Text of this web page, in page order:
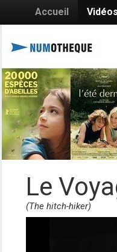
Accueil Vidéos
Le
(The hitch-hiker)